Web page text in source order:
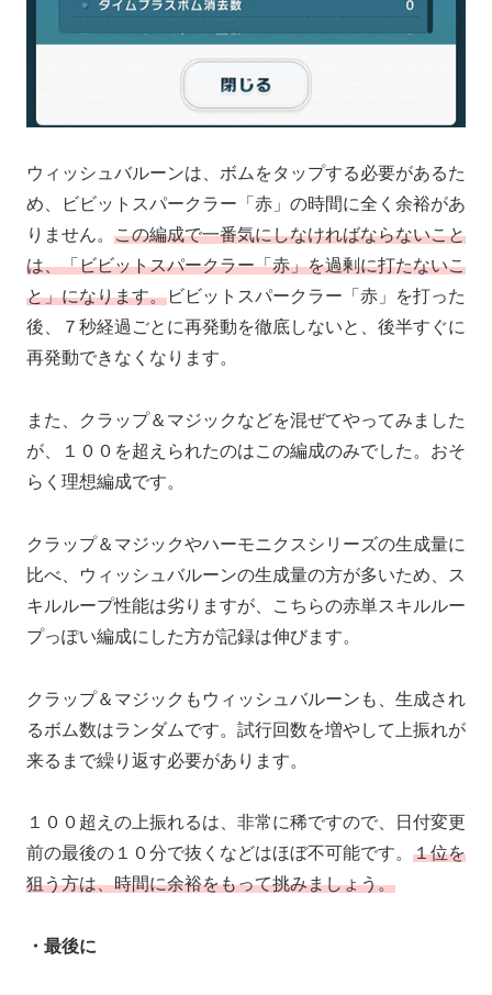
ウィッシュバルーンは、ボムをタップする必要があるた
め、ビビットスパークラー「赤」の時間に全く余裕があ
りません。 この編成で一番気にしなければならないこと
は、「ビビットスパークラー「赤」を過剰に打たないこ
と」になります。ビビットスパークラー「赤」を打った
後、７秒経過ごとに再発動を徹底しないと、後半すぐに
再発動できなくなります。
また、クラップ＆マジックなどを混ぜてやってみました
が、１００を超えられたのはこの編成のみでした。おそ
らく理想編成です。
クラップ＆マジックやハーモニクスシリーズの生成量に
比べ、ウィッシュバルーンの生成量の方が多いため、ス
キルループ性能は劣りますが、こちらの赤単スキルルー
プっぽい編成にした方が記録は伸びます。
クラップ＆マジックもウィッシュバルーンも、生成され
るボム数はランダムです。試行回数を増やして上振れが
来るまで繰り返す必要があります。
１００超えの上振れるは、非常に稀ですので、日付変更
前の最後の１０分で抜くなどはほぼ不可能です。 １位を
狙う方は、時間に余裕をもって挑みましょう。
・最後に